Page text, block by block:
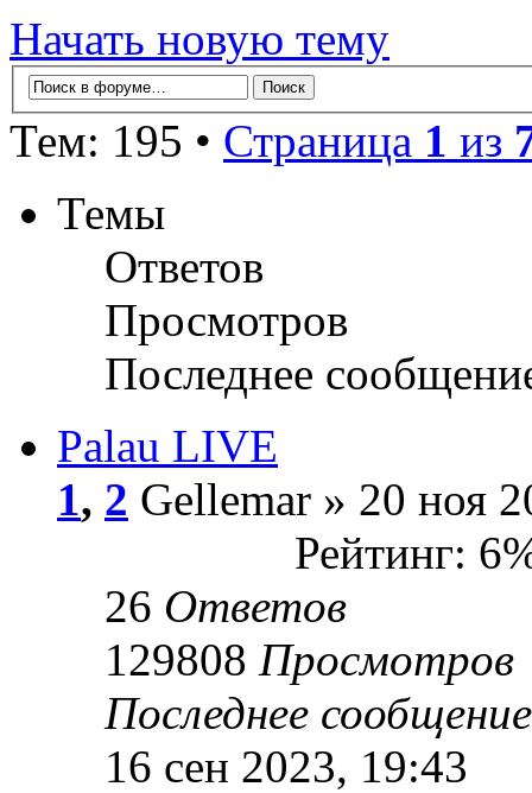
Начать новую тему
Тем: 195 • Страница 1 из
Темы
Ответов
Просмотров
Последнее
Palau LIVE
1, 2 Gellemar » 20 ноя
Рейтинг:
26 Ответов
129808 Просмотров
Последнее
16 сен 2023, 19:43